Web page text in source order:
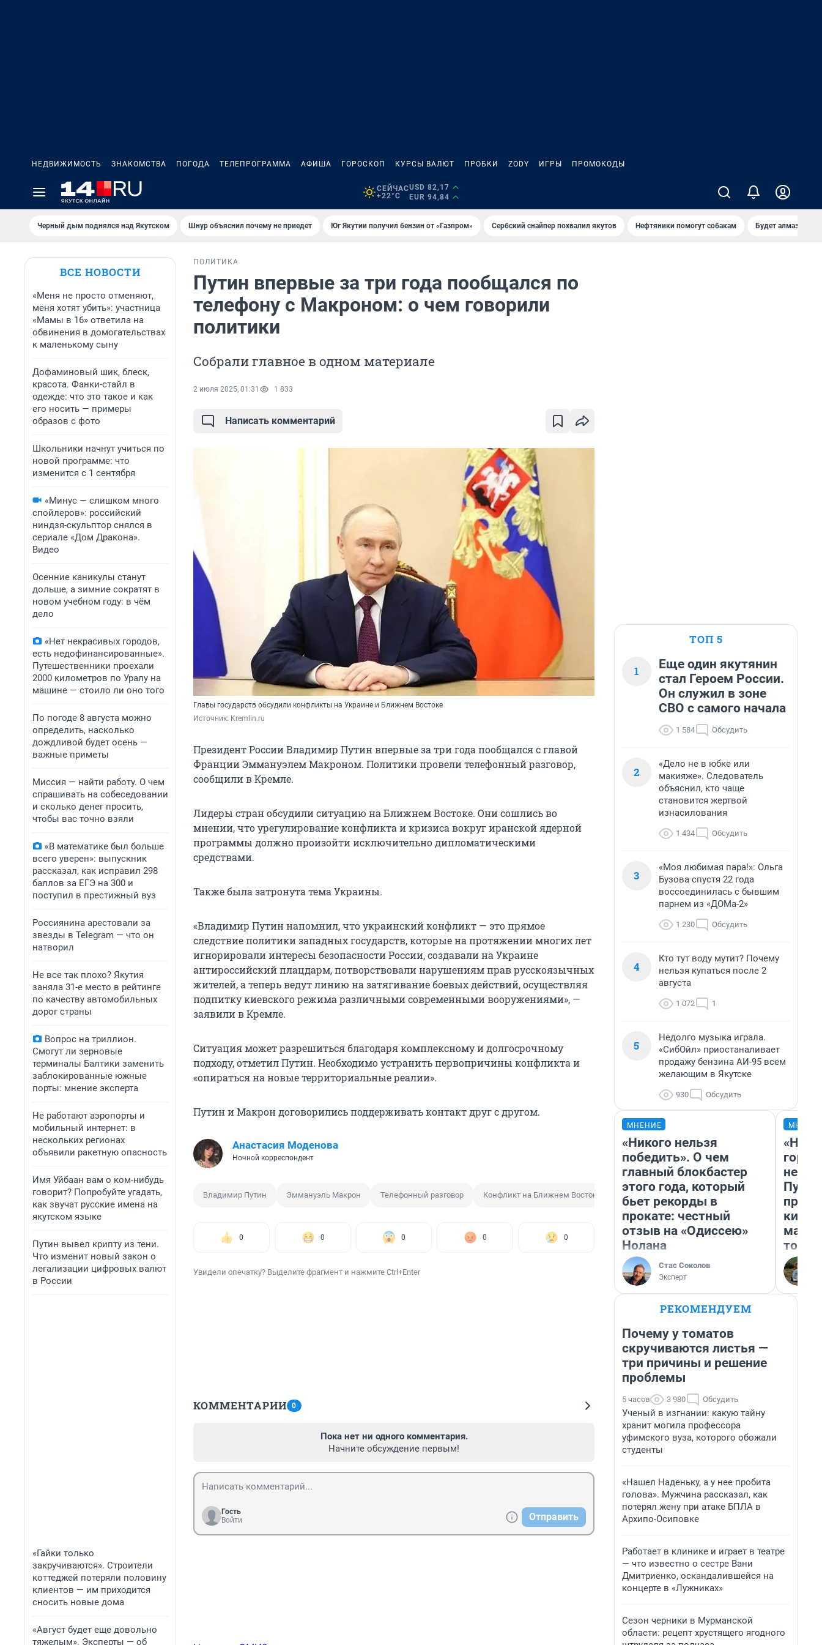
НЕДВИЖИМОСТЬ ЗНАКОМСТВА ПОГОДА ТЕЛЕПРОГРАММА АФИША ГОРОСКОП КУРСЫ ВАЛЮТ ПРОБКИ ZODY ИГРЫ ПРОМОКОДЫ
СЕЙЧАС
+22°C
USD 82,17
EUR 94,84
Черный дым поднялся над Якутском Шнур объяснил почему не приедет Юг Якутии получил бензин от «Газпром» Сербский снайпер похвалил якутов Нефтяники помогут собакам Будет алмазный
ВСЕ НОВОСТИ
«Меня не просто отменяют,
меня хотят убить»: участница
«Мамы в 16» ответила на
обвинения в домогательствах
к маленькому сыну
Дофаминовый шик, блеск,
красота. Фанки-стайл в
одежде: что это такое и как
его носить — примеры
образов с фото
Школьники начнут учиться по
новой программе: что
изменится с 1 сентября
«Минус — слишком много
спойлеров»: российский
ниндзя-скульптор снялся в
сериале «Дом Дракона».
Видео
Осенние каникулы станут
дольше, а зимние сократят в
новом учебном году: в чём
дело
«Нет некрасивых городов,
есть недофинансированные».
Путешественники проехали
2000 километров по Уралу на
машине — стоило ли оно того
По погоде 8 августа можно
определить, насколько
дождливой будет осень —
важные приметы
Миссия — найти работу. О чем
спрашивать на собеседовании
и сколько денег просить,
чтобы вас точно взяли
«В математике был больше
всего уверен»: выпускник
рассказал, как исправил 298
баллов за ЕГЭ на 300 и
поступил в престижный вуз
Россиянина арестовали за
звезды в Telegram — что он
натворил
Не все так плохо? Якутия
заняла 31-е место в рейтинге
по качеству автомобильных
дорог страны
Вопрос на триллион.
Смогут ли зерновые
терминалы Балтики заменить
заблокированные южные
порты: мнение эксперта
Не работают аэропорты и
мобильный интернет: в
нескольких регионах
объявили ракетную опасность
Имя Уйбаан вам о ком-нибудь
говорит? Попробуйте угадать,
как звучат русские имена на
якутском языке
Путин вывел крипту из тени.
Что изменит новый закон о
легализации цифровых валют
в России
«Гайки только
закручиваются». Строители
коттеджей потеряли половину
клиентов — им приходится
сносить новые дома
«Август будет еще довольно
тяжелым». Эксперты — об
ПОЛИТИКА
Путин впервые за три года пообщался по
телефону с Макроном: о чем говорили
политики
Собрали главное в одном материале
2 июля 2025, 01:31 1 833
Написать комментарий
Главы государств обсудили конфликты на Украине и Ближнем Востоке
Источник: Kremlin.ru
Президент России Владимир Путин впервые за три года пообщался с главой
Франции Эммануэлем Макроном. Политики провели телефонный разговор,
сообщили в Кремле.
Лидеры стран обсудили ситуацию на Ближнем Востоке. Они сошлись во
мнении, что урегулирование конфликта и кризиса вокруг иранской ядерной
программы должно произойти исключительно дипломатическими
средствами.
Также была затронута тема Украины.
«Владимир Путин напомнил, что украинский конфликт — это прямое
следствие политики западных государств, которые на протяжении многих лет
игнорировали интересы безопасности России, создавали на Украине
антироссийский плацдарм, потворствовали нарушениям прав русскоязычных
жителей, а теперь ведут линию на затягивание боевых действий, осуществляя
подпитку киевского режима различными современными вооружениями», —
заявили в Кремле.
Ситуация может разрешиться благодаря комплексному и долгосрочному
подходу, отметил Путин. Необходимо устранить первопричины конфликта и
«опираться на новые территориальные реалии».
Путин и Макрон договорились поддерживать контакт друг с другом.
Анастасия Моденова
Ночной корреспондент
Владимир Путин Эммануэль Макрон Телефонный разговор Конфликт на Ближнем Востоке Спецоперация на Украине
0 0 0 0 0
Увидели опечатку? Выделите фрагмент и нажмите Ctrl+Enter
КОММЕНТАРИИ 0
Пока нет ни одного комментария.
Начните обсуждение первым!
Гость
Войти
Отправить
ТОП 5
1
Еще один якутянин
стал Героем России.
Он служил в зоне
СВО с самого начала
1 584 Обсудить
2
«Дело не в юбке или
макияже». Следователь
объяснил, кто чаще
становится жертвой
изнасилования
1 434 Обсудить
3
«Моя любимая пара!»: Ольга
Бузова спустя 22 года
воссоединилась с бывшим
парнем из «ДОМа-2»
1 230 Обсудить
4
Кто тут воду мутит? Почему
нельзя купаться после 2
августа
1 072 1
5
Недолго музыка играла.
«СибОйл» приостаналивает
продажу бензина АИ-95 всем
желающим в Якутске
930 Обсудить
МНЕНИЕ
«Никого нельзя
победить». О чем
главный блокбастер
этого года, который
бьет рекорды в
прокате: честный
отзыв на «Одиссею»
Нолана
Стас Соколов
Эксперт
«Нет
того
РЕКОМЕНДУЕМ
Почему у томатов
скручиваются листья —
три причины и решение
проблемы
5 часов 3 980 Обсудить
Ученый в изгнании: какую тайну
хранит могила профессора
уфимского вуза, которого обожали
студенты
«Нашел Наденьку, а у нее пробита
голова». Мужчина рассказал, как
потерял жену при атаке БПЛА в
Архипо-Осиповке
Работает в клинике и играет в театре
— что известно о сестре Вани
Дмитриенко, оскандалившейся на
концерте в «Лужниках»
Сезон черники в Мурманской
области: рецепт хрустящего ягодного